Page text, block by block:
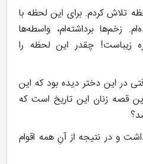
لحظه تلاش کردم. برای این لحظه با
زخم‌ها برداشته‌ام، واسطه‌ها
زیباست! چقدر این لحظه را
در این دختر دیده بود که این
قصه زنان این تاریخ است که
و در نتیجه از آنِ همه اقوام